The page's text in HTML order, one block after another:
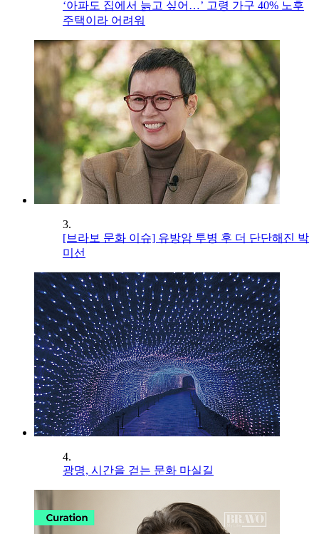
‘아파도 집에서 늙고 싶어…’ 고령 가구 40% 노후
주택이라 어려워
3.
[브라보 문화 이슈] 유방암 투병 후 더 단단해진 박
미선
4.
광명, 시간을 걷는 문화 마실길